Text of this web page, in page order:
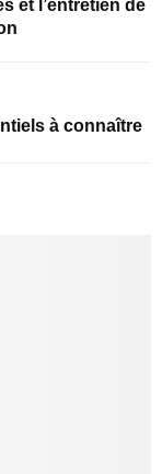
et l’entretien de
à connaître